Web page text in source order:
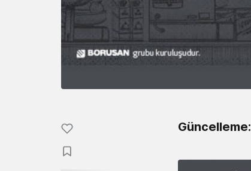
Güncelleme: